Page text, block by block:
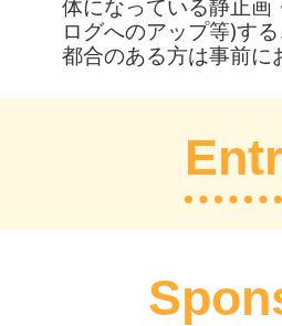
体になっている静止画
ログへのアップ等)す
都合のある方は事前に